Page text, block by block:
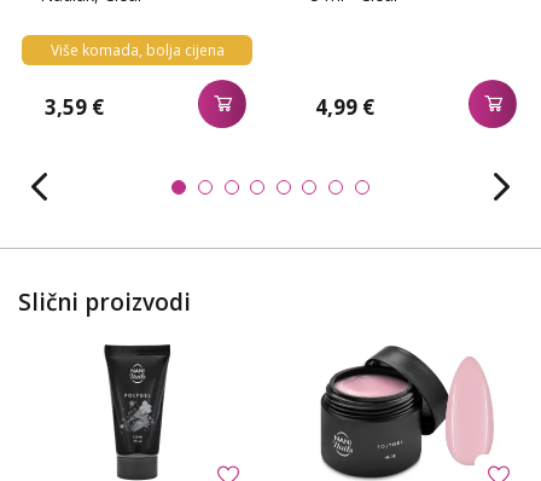
Više komada, bolja cijena
3,59 € 4,99 €
Slični proizvodi